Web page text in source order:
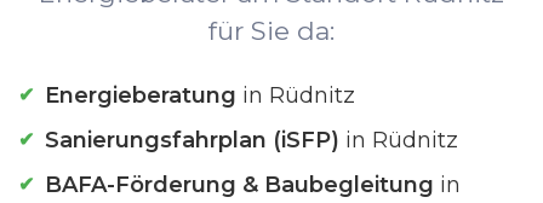
für Sie da:
Energieberatung in Rüdnitz
Sanierungsfahrplan (iSFP) in Rüdnitz
BAFA-Förderung & Baubegleitung in